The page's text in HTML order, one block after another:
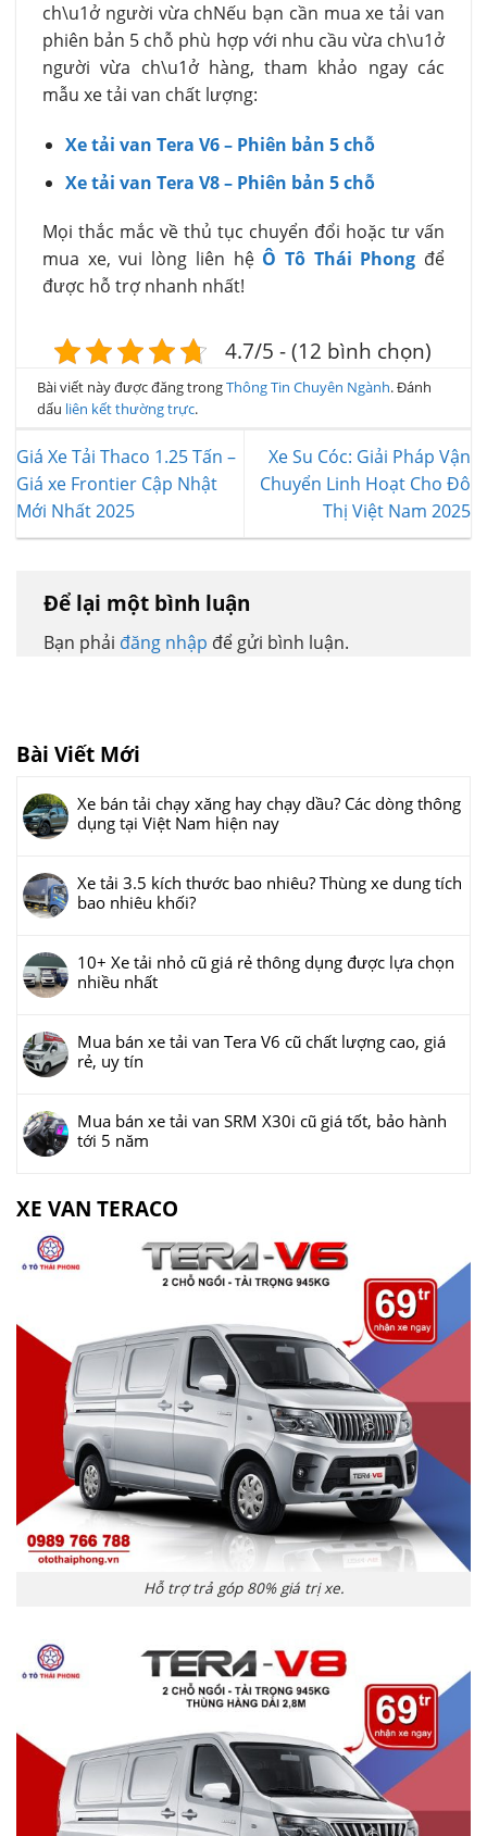
ch\u1ở người vừa chNếu bạn cần mua xe tải van
phiên bản 5 chỗ phù hợp với nhu cầu vừa ch\u1ở
người vừa ch\u1ở hàng, tham khảo ngay các
mẫu xe tải van chất lượng:
Xe tải van Tera V6 – Phiên bản 5 chỗ
Xe tải van Tera V8 – Phiên bản 5 chỗ
Mọi thắc mắc về thủ tục chuyển đổi hoặc tư vấn
mua xe, vui lòng liên hệ Ô Tô Thái Phong để
được hỗ trợ nhanh nhất!
4.7/5 - (12 bình chọn)
Bài viết này được đăng trongThông Tin Chuyên Ngành. Đánh
dấu liên kết thường trực.
Giá Xe Tải Thaco 1.25 Tấn –
Giá xe Frontier Cập Nhật
Mới Nhất 2025
Xe Su Cóc: Giải Pháp Vận
Chuyển Linh Hoạt Cho Đô
Thị Việt Nam 2025
Để lại một bình luận
Bạn phải đăng nhập để gửi bình luận.
Bài Viết Mới
Xe bán tải chạy xăng hay chạy dầu? Các dòng thông
dụng tại Việt Nam hiện nay
Xe tải 3.5 kích thước bao nhiêu? Thùng xe dung tích
bao nhiêu khối?
10+ Xe tải nhỏ cũ giá rẻ thông dụng được lựa chọn
nhiều nhất
Mua bán xe tải van Tera V6 cũ chất lượng cao, giá
rẻ, uy tín
Mua bán xe tải van SRM X30i cũ giá tốt, bảo hành
tới 5 năm
XE VAN TERACO
Hỗ trợ trả góp 80% giá trị xe.